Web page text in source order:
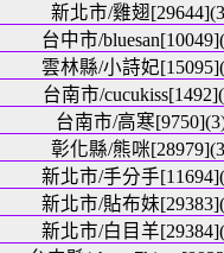
新北市/雞翅
台中市/
雲林縣/小詩妃
台南市/
台南市/高寒
彰化縣/熊咪
新北市/手分手
新北市/貼布妹
新北市/白目羊